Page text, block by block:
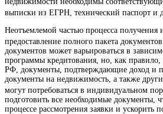
выписки из ЕГРН, технический паспорт и
Неотъемлемой частью процесса получения
предоставление полного пакета
документов может варьироваться в
программы кредитования, но, как правило,
РФ, документы, подтверждающие доход и
документы на недвижимость, а также
могут потребоваться в индивидуальном
подготовить все необходимые документы,
процессе рассмотрения заявки и ускорить